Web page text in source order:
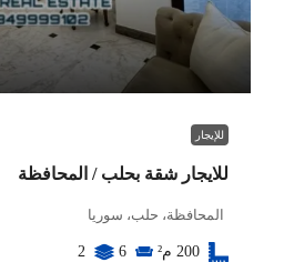
للإيجار
للايجار شقة بحلب / المحافظة
المحافظة، حلب، سوريا
200 م² 6
2